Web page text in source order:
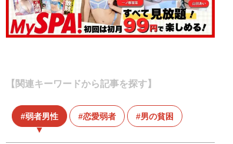
【関連キーワードから記事を探す】
弱者男性 恋愛弱者 男の貧困